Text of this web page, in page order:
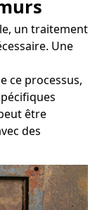
un traitement
Une
ce processus,
être
des